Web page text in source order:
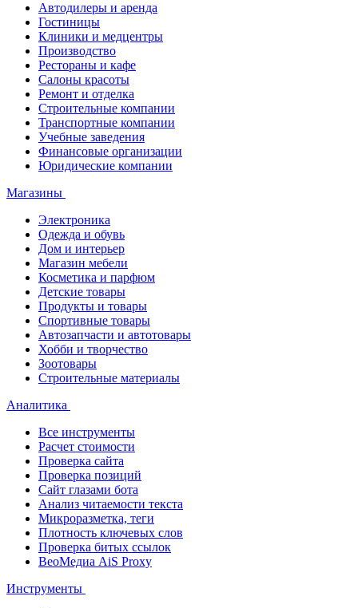
Автодилеры и аренда
Гостиницы
Клиники и медцентры
Производство
Рестораны и кафе
Салоны красоты
Ремонт и отделка
Строительные компании
Транспортные компании
Учебные заведения
Финансовые организации
Юридические компании
Магазины
Электроника
Одежда и обувь
Дом и интерьер
Магазин мебели
Косметика и парфюм
Детские товары
Продукты и товары
Спортивные товары
Автозапчасти и автотовары
Хобби и творчество
Зоотовары
Строительные материалы
Аналитика
Все инструменты
Расчет стоимости
Проверка сайта
Проверка позиций
Сайт глазами бота
Анализ читаемости текста
Микроразметка, теги
Плотность ключевых слов
Проверка битых ссылок
ВеоМедиа AiS Proxy
Инструменты